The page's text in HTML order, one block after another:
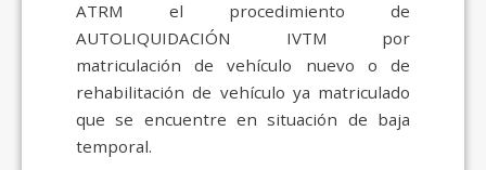
ATRM el procedimiento de
AUTOLIQUIDACIÓN IVTM por
matriculación de vehículo nuevo o de
rehabilitación de vehículo ya matriculado
que se encuentre en situación de baja
temporal.